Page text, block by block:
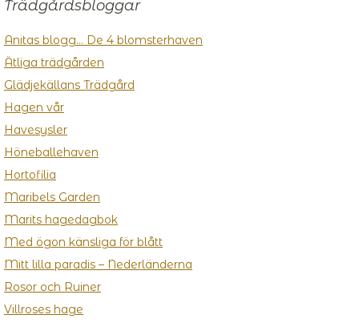
Trädgårdsbloggar
Anitas blogg… De 4 blomsterhaven
Ätliga trädgården
Glädjekällans Trädgård
Hagen vår
Havesysler
Höneballehaven
Hortofilia
Maribels Garden
Marits hagedagbok
Med ögon känsliga för blått
Mitt lilla paradis – Nederländerna
Rosor och Ruiner
Villroses hage